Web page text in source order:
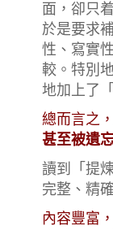
面，卻只
於是要求
性、寫實
較。特別
地加上了
總而言之，
甚至被遺
讀到「提
完整、精
內容豐富